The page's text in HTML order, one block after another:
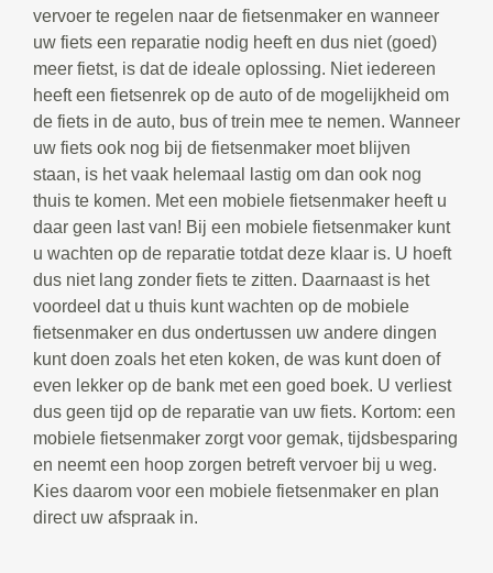
vervoer te regelen naar de fietsenmaker en wanneer
uw fiets een reparatie nodig heeft en dus niet (goed)
meer fietst, is dat de ideale oplossing. Niet iedereen
heeft een fietsenrek op de auto of de mogelijkheid om
de fiets in de auto, bus of trein mee te nemen. Wanneer
uw fiets ook nog bij de fietsenmaker moet blijven
staan, is het vaak helemaal lastig om dan ook nog
thuis te komen. Met een mobiele fietsenmaker heeft u
daar geen last van! Bij een mobiele fietsenmaker kunt
u wachten op de reparatie totdat deze klaar is. U hoeft
dus niet lang zonder fiets te zitten. Daarnaast is het
voordeel dat u thuis kunt wachten op de mobiele
fietsenmaker en dus ondertussen uw andere dingen
kunt doen zoals het eten koken, de was kunt doen of
even lekker op de bank met een goed boek. U verliest
dus geen tijd op de reparatie van uw fiets. Kortom: een
mobiele fietsenmaker zorgt voor gemak, tijdsbesparing
en neemt een hoop zorgen betreft vervoer bij u weg.
Kies daarom voor een mobiele fietsenmaker en plan
direct uw afspraak in.